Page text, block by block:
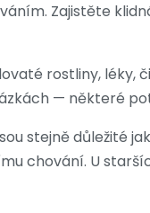
Zajistěte
rostliny,
— některé
stejně důležité
chování. U